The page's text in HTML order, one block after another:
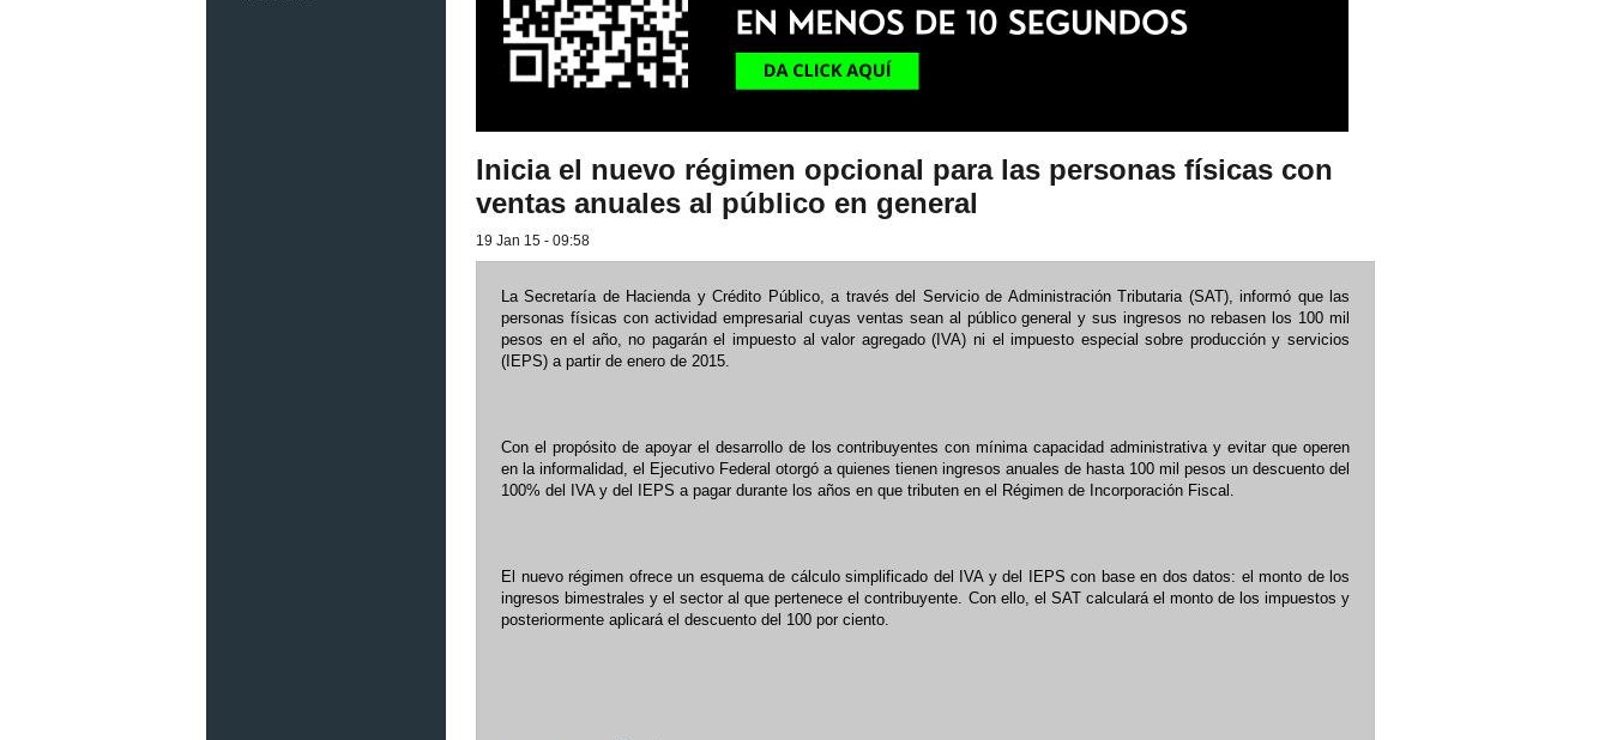
Inicia el nuevo régimen opcional para las personas físicas con
ventas anuales al público en general
19 Jan 15 - 09:58
La Secretaría de Hacienda y Crédito Público, a través del Servicio de Administración Tributaria (SAT), informó que las
personas físicas con actividad empresarial cuyas ventas sean al público general y sus ingresos no rebasen los 100 mil
pesos en el año, no pagarán el impuesto al valor agregado (IVA) ni el impuesto especial sobre producción y servicios
(IEPS) a partir de enero de 2015.
Con el propósito de apoyar el desarrollo de los contribuyentes con mínima capacidad administrativa y evitar que operen
en la informalidad, el Ejecutivo Federal otorgó a quienes tienen ingresos anuales de hasta 100 mil pesos un descuento del
100% del IVA y del IEPS a pagar durante los años en que tributen en el Régimen de Incorporación Fiscal.
El nuevo régimen ofrece un esquema de cálculo simplificado del IVA y del IEPS con base en dos datos: el monto de los
ingresos bimestrales y el sector al que pertenece el contribuyente. Con ello, el SAT calculará el monto de los impuestos y
posteriormente aplicará el descuento del 100 por ciento.